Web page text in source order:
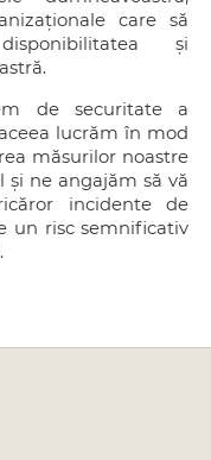
care să
și
de securitate a
lucrăm în mod
măsurilor noastre
ne angajăm să vă
incidente de
un risc semnificativ